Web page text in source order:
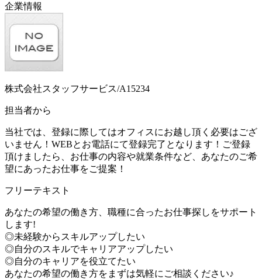
企業情報
株式会社スタッフサービス/A15234
担当者から
当社では、登録に際してはオフィスにお越し頂く必要はござ
いません！WEBとお電話にて登録完了となります！ご登録
頂けましたら、お仕事の内容や就業条件など、あなたのご希
望にあったお仕事をご提案！
フリーテキスト
あなたの希望の働き方、職種に合ったお仕事探しをサポート
します!
◎未経験からスキルアップしたい
◎自分のスキルでキャリアアップしたい
◎自分のキャリアを役立てたい
あなたの希望の働き方をまずは気軽にご相談ください♪